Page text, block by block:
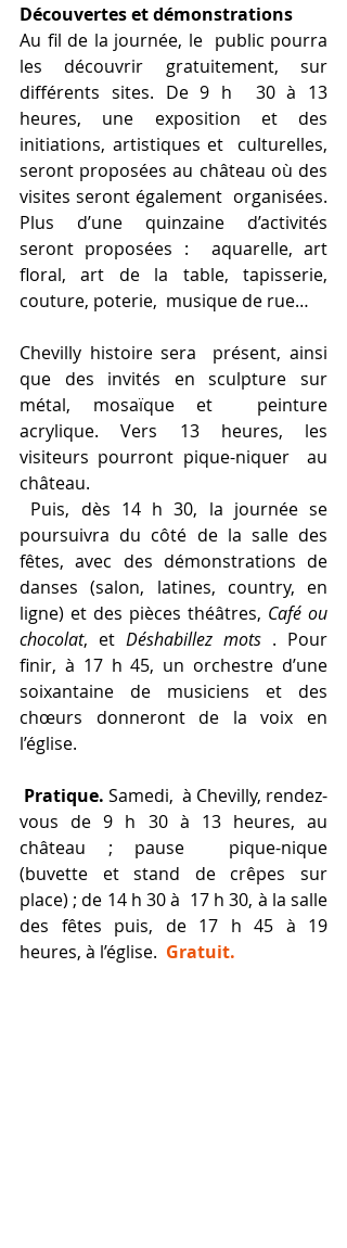
Découvertes et démonstrations
Au fil de la journée, le  public pourra
les découvrir gratuitement, sur
différents sites. De 9 h  30 à 13
heures, une exposition et des
initiations, artistiques et  culturelles,
seront proposées au château où des
visites seront également  organisées.
Plus d’une quinzaine d’activités
seront proposées :  aquarelle, art
floral, art de la table, tapisserie,
couture, poterie,  musique de rue…
Chevilly histoire sera  présent, ainsi
que des invités en sculpture sur
métal, mosaïque et  peinture
acrylique. Vers 13 heures, les
visiteurs pourront pique-niquer  au
château.
poursuivra du côté de la salle des
fêtes, avec des démonstrations de
danses (salon, latines, country, en
ligne) et des pièces théâtres, Café ou
chocolat, et Déshabillez mots . Pour
finir, à 17 h 45, un orchestre d’une
soixantaine de musiciens et des
chœurs donneront de la voix en
l’église.
Pratique. Samedi,  à Chevilly, rendez-
vous de 9 h 30 à 13 heures, au
château ; pause  pique-nique
(buvette et stand de crêpes sur
place) ; de 14 h 30 à  17 h 30, à la salle
des fêtes puis, de 17 h 45 à 19
heures, à l’église. Gratuit.